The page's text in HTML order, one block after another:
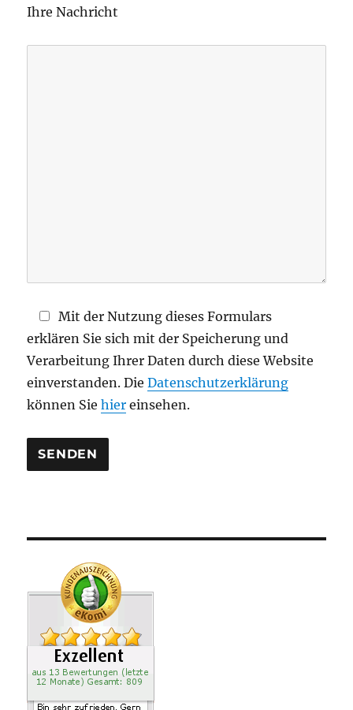
a
s
l
e
e
r
Ihre Nachricht
Mit der Nutzung dieses Formulars
erklären Sie sich mit der Speicherung und
Verarbeitung Ihrer Daten durch diese Website
einverstanden. DieDatenschutzerklärung
können Siehier einsehen.